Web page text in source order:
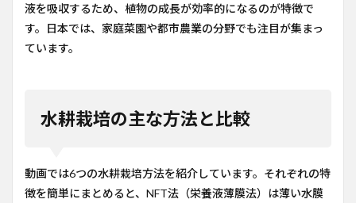
液を吸収するため、植物の成長が効率的になるのが特徴で
す。日本では、家庭菜園や都市農業の分野でも注目が集まっ
ています。
水耕栽培の主な方法と比較
動画では6つの水耕栽培方法を紹介しています。それぞれの特
徴を簡単にまとめると、NFT法（栄養液薄膜法）は薄い水膜